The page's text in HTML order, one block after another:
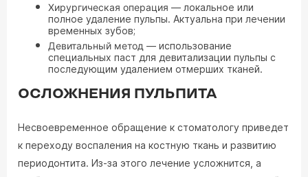
Хирургическая операция — локальное или
полное удаление пульпы. Актуальна при лечении
временных зубов;
Девитальный метод — использование
специальных паст для девитализации пульпы с
последующим удалением отмерших тканей.
ОСЛОЖНЕНИЯ ПУЛЬПИТА
Несвоевременное обращение к стоматологу приведет
к переходу воспаления на костную ткань и развитию
периодонтита. Из-за этого лечение усложнится, а